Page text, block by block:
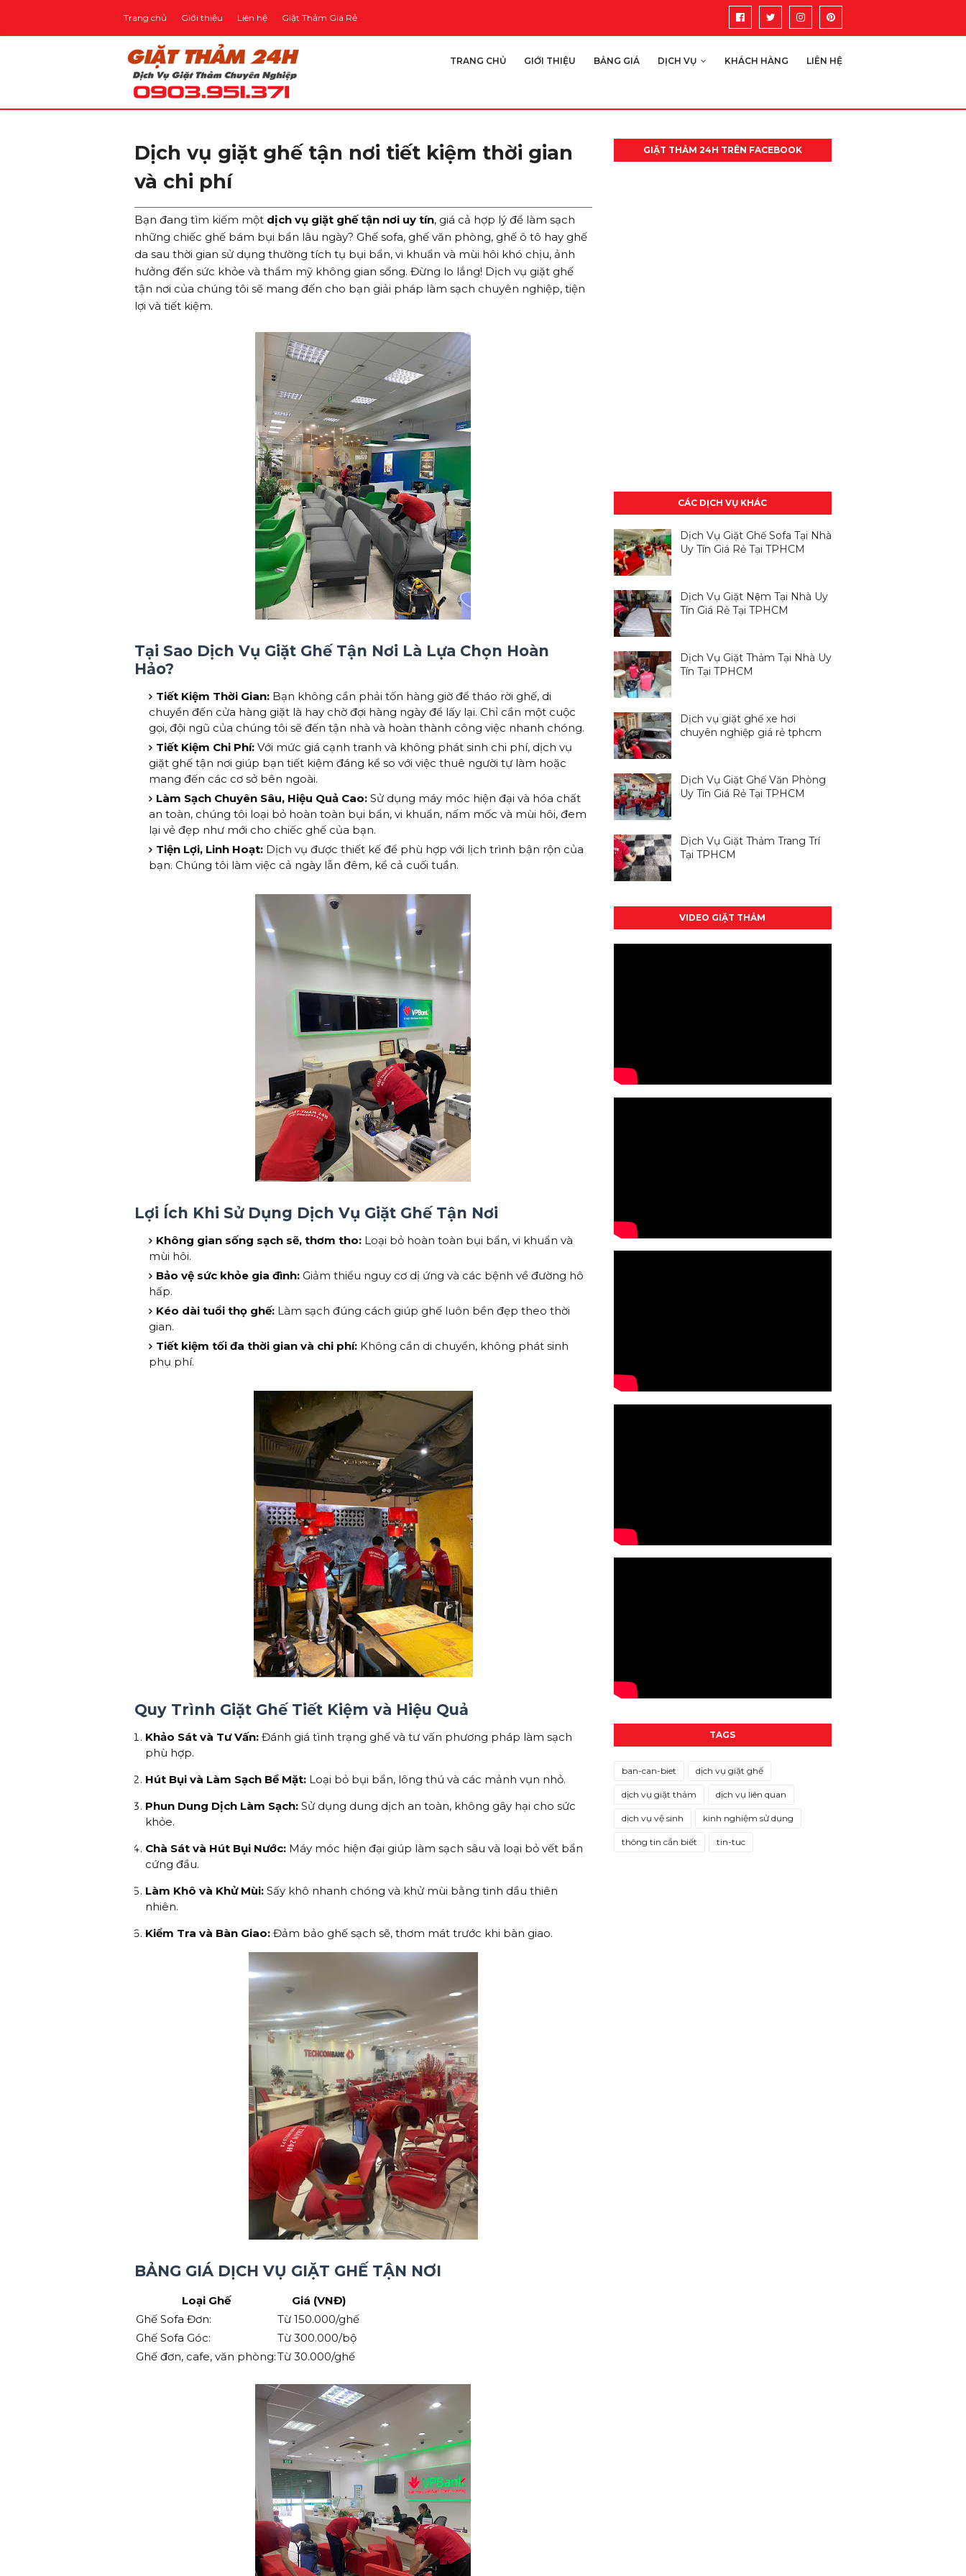
Trang chủ Giới thiệu Liên hệ Giặt Thảm Giá Rẻ
TRANG CHỦ GIỚI THIỆU BẢNG GIÁ DỊCH VỤ KHÁCH HÀNG LIÊN HỆ
Dịch vụ giặt ghế tận nơi tiết kiệm thời gian
và chi phí
Bạn đang tìm kiếm một dịch vụ giặt ghế tận nơi uy tín, giá cả hợp lý để làm sạch
những chiếc ghế bám bụi bẩn lâu ngày? Ghế sofa, ghế văn phòng, ghế ô tô hay ghế
da sau thời gian sử dụng thường tích tụ bụi bẩn, vi khuẩn và mùi hôi khó chịu, ảnh
hưởng đến sức khỏe và thẩm mỹ không gian sống. Đừng lo lắng! Dịch vụ giặt ghế
tận nơi của chúng tôi sẽ mang đến cho bạn giải pháp làm sạch chuyên nghiệp, tiện
lợi và tiết kiệm.
Tại Sao Dịch Vụ Giặt Ghế Tận Nơi Là Lựa Chọn Hoàn
Hảo?
Tiết Kiệm Thời Gian: Bạn không cần phải tốn hàng giờ để tháo rời ghế, di
chuyển đến cửa hàng giặt là hay chờ đợi hàng ngày để lấy lại. Chỉ cần một cuộc
gọi, đội ngũ của chúng tôi sẽ đến tận nhà và hoàn thành công việc nhanh chóng.
Tiết Kiệm Chi Phí: Với mức giá cạnh tranh và không phát sinh chi phí, dịch vụ
giặt ghế tận nơi giúp bạn tiết kiệm đáng kể so với việc thuê người tự làm hoặc
mang đến các cơ sở bên ngoài.
Làm Sạch Chuyên Sâu, Hiệu Quả Cao: Sử dụng máy móc hiện đại và hóa chất
an toàn, chúng tôi loại bỏ hoàn toàn bụi bẩn, vi khuẩn, nấm mốc và mùi hôi, đem
lại vẻ đẹp như mới cho chiếc ghế của bạn.
Tiện Lợi, Linh Hoạt: Dịch vụ được thiết kế để phù hợp với lịch trình bận rộn của
bạn. Chúng tôi làm việc cả ngày lẫn đêm, kể cả cuối tuần.
Lợi Ích Khi Sử Dụng Dịch Vụ Giặt Ghế Tận Nơi
Không gian sống sạch sẽ, thơm tho: Loại bỏ hoàn toàn bụi bẩn, vi khuẩn và
mùi hôi.
Bảo vệ sức khỏe gia đình: Giảm thiểu nguy cơ dị ứng và các bệnh về đường hô
hấp.
Kéo dài tuổi thọ ghế: Làm sạch đúng cách giúp ghế luôn bền đẹp theo thời
gian.
Tiết kiệm tối đa thời gian và chi phí: Không cần di chuyển, không phát sinh
phụ phí.
Quy Trình Giặt Ghế Tiết Kiệm và Hiệu Quả
Khảo Sát và Tư Vấn: Đánh giá tình trạng ghế và tư vấn phương pháp làm sạch
phù hợp.
Hút Bụi và Làm Sạch Bề Mặt: Loại bỏ bụi bẩn, lông thú và các mảnh vụn nhỏ.
Phun Dung Dịch Làm Sạch: Sử dụng dung dịch an toàn, không gây hại cho sức
khỏe.
Chà Sát và Hút Bụi Nước: Máy móc hiện đại giúp làm sạch sâu và loại bỏ vết bẩn
cứng đầu.
Làm Khô và Khử Mùi: Sấy khô nhanh chóng và khử mùi bằng tinh dầu thiên
nhiên.
Kiểm Tra và Bàn Giao: Đảm bảo ghế sạch sẽ, thơm mát trước khi bàn giao.
BẢNG GIÁ DỊCH VỤ GIẶT GHẾ TẬN NƠI
Loại Ghế
Giá (VNĐ)
Ghế Sofa Đơn:
Từ 150.000/ghế
Ghế Sofa Góc:
Từ 300.000/bộ
Ghế đơn, cafe, văn phòng:Từ 30.000/ghế
GIẶT THẢM 24H TRÊN FACEBOOK
CÁC DỊCH VỤ KHÁC
Dịch Vụ Giặt Ghế Sofa Tại Nhà
Uy Tín Giá Rẻ Tại TPHCM
Dịch Vụ Giặt Nệm Tại Nhà Uy
Tín Giá Rẻ Tại TPHCM
Dịch Vụ Giặt Thảm Tại Nhà Uy
Tín Tại TPHCM
Dịch vụ giặt ghế xe hơi
chuyên nghiệp giá rẻ tphcm
Dịch Vụ Giặt Ghế Văn Phòng
Uy Tín Giá Rẻ Tại TPHCM
Dịch Vụ Giặt Thảm Trang Trí
Tại TPHCM
VIDEO GIẶT THẢM
TAGS
ban-can-biet dịch vụ giặt ghế
dịch vụ giặt thảm dịch vụ liên quan
dịch vụ vệ sinh kinh nghiệm sử dụng
thông tin cần biết tin-tuc